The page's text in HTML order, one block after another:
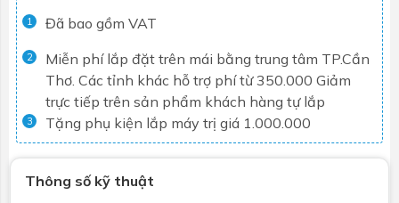
1 Đã bao gồm VAT
2
Miễn phí lắp đặt trên mái bằng trung tâm TP.Cần
Thơ. Các tỉnh khác hỗ trợ phí từ 350.000 Giảm
trực tiếp trên sản phẩm khách hàng tự lắp
3 Tặng phụ kiện lắp máy trị giá 1.000.000
Thông số kỹ thuật